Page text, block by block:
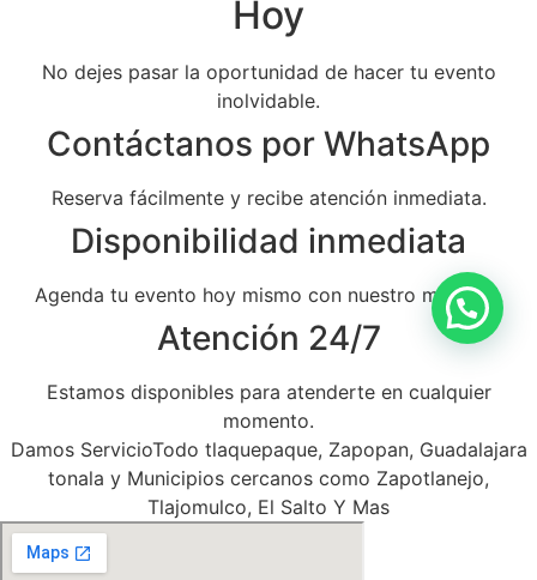
Hoy
No dejes pasar la oportunidad de hacer tu evento
inolvidable.
Contáctanos por WhatsApp
Reserva fácilmente y recibe atención inmediata.
Disponibilidad inmediata
Agenda tu evento hoy mismo con nuestro mariachi.
Atención 24/7
Estamos disponibles para atenderte en cualquier
momento.
Damos ServicioTodo tlaquepaque, Zapopan, Guadalajara
tonala y Municipios cercanos como Zapotlanejo,
Tlajomulco, El Salto Y Mas